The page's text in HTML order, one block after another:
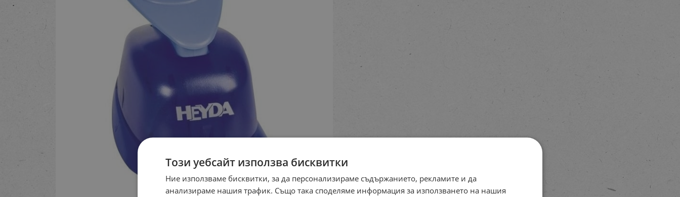
Този уебсайт използва бисквитки
Ние използваме бисквитки, за да персонализираме съдържанието, рекламите и да
анализираме нашия трафик. Също така споделяме информация за използването на нашия